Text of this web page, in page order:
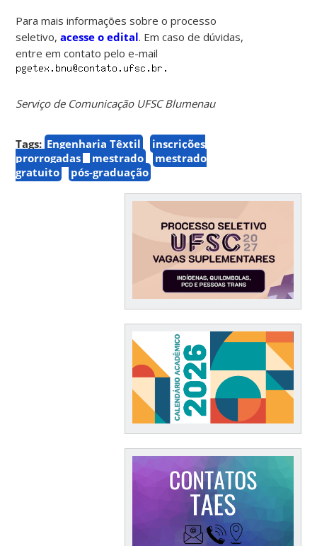
Para mais informações sobre o processo
seletivo,acesse o edital. Em caso de dúvidas,
entre em contato pelo e-mail
Serviço de Comunicação UFSC Blumenau
Tags: Engenharia Têxtil
inscrições
prorrogadas
mestrado
mestrado
gratuito
pós-graduação